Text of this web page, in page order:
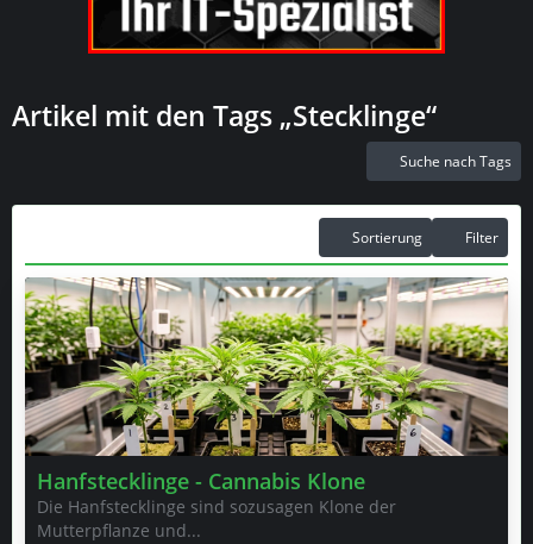
Artikel mit den Tags „Stecklinge“
Suche nach Tags
Sortierung Filter
Hanfstecklinge - Cannabis Klone
Die Hanfstecklinge sind sozusagen Klone der
Mutterpflanze und...